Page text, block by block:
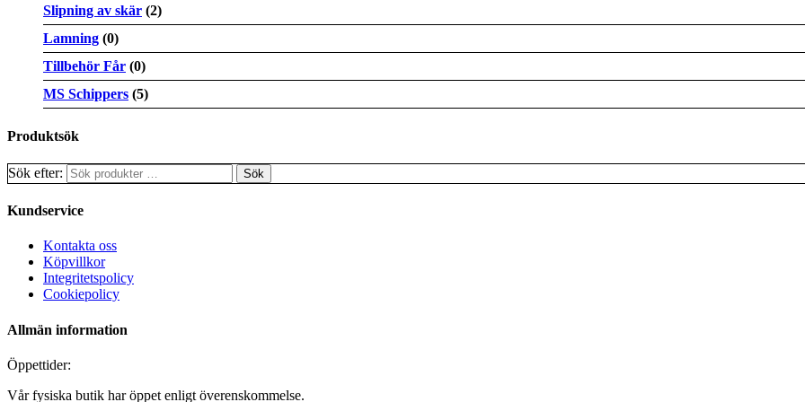
Slipning av skär (2)
Lamning (0)
Tillbehör Får (0)
MS Schippers (5)
Produktsök
Sök efter:
Kundservice
Kontakta oss
Köpvillkor
Integritetspolicy
Cookiepolicy
Allmän information
Öppettider:
Vår fysiska butik har öppet enligt överenskommelse.